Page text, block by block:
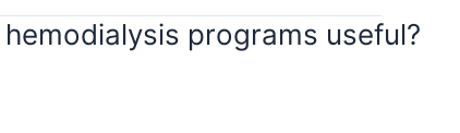
programs useful?